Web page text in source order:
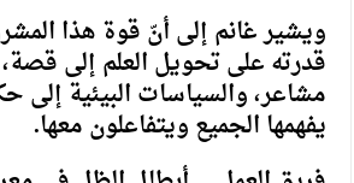
ويشير غانم إلى أنّ قوة هذا
قدرته على تحويل العلم إلى قصة،
مشاعر، والسياسات البيئية إلى
يفهمها الجميع ويتفاعلون معها.